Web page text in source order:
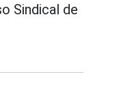
Sindical de